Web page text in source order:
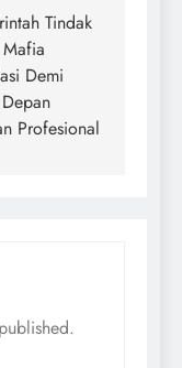
Tindak
Mafia
Demi
Profesional